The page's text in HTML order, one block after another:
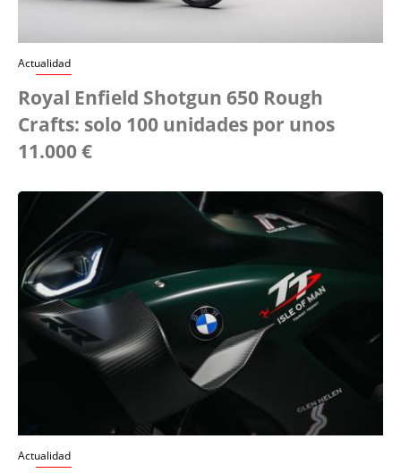
Actualidad
Royal Enfield Shotgun 650 Rough
Crafts: solo 100 unidades por unos
11.000 €
Actualidad